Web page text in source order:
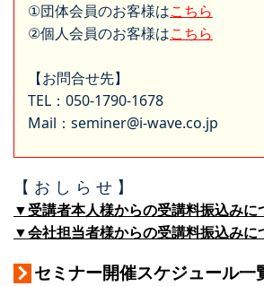
①団体会員のお客様はこちら
②個人会員のお客様はこちら
【お問合せ先】
TEL：050-1790-1678
Mail：seminer@i-wave.co.jp
【 お し ら せ 】
▼受講者本人様からの受講料振込みに
▼会社担当者様からの受講料振込みに
セミナー開催スケジュール一